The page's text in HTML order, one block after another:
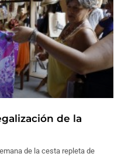
de la
de la cesta repleta de